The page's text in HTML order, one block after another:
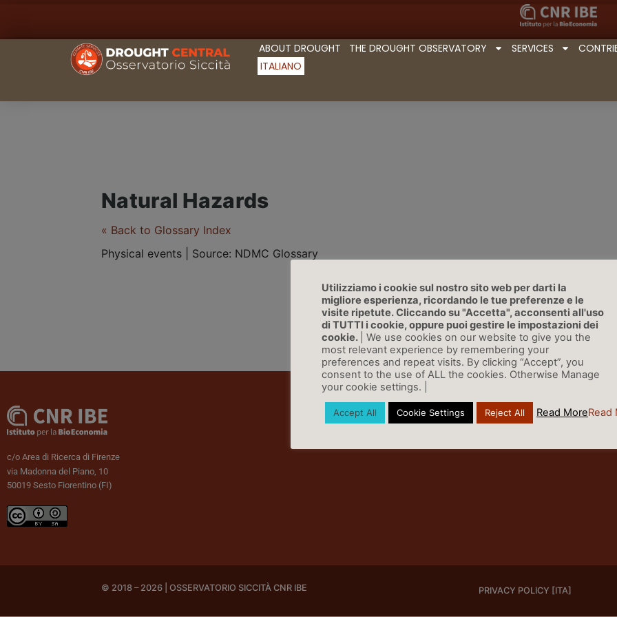
ABOUT DROUGHT THE DROUGHT OBSERVATORY SERVICES
ITALIANO
Natural Hazards
« Back to Glossary Index
Physical events | Source: NDMC Glossary
c/o Area di Ricerca di Firenze
via Madonna del Piano, 10
50019 Sesto Fiorentino (FI)
© 2018 – 2026 | OSSERVATORIO SICCITÀ CNR IBE PRIVACY POLICY [ITA]
Utilizziamo i cookie sul nostro sito web per darti la
migliore esperienza, ricordando le tue preferenze e le
visite ripetute. Cliccando su "Accetta", acconsenti all'uso
di TUTTI i cookie, oppure puoi gestire le impostazioni dei
cookie.
| We use cookies on our website to give you the
most relevant experience by remembering your
preferences and repeat visits. By clicking “Accept”, you
consent to the use of ALL the cookies. Otherwise Manage
your cookie settings. |
Accept All Cookie Settings Reject All Read MoreRead